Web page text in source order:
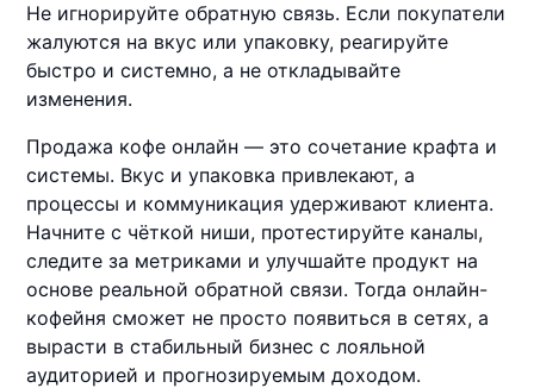
Не игнорируйте обратную связь. Если покупатели
жалуются на вкус или упаковку, реагируйте
быстро и системно, а не откладывайте
изменения.
Продажа кофе онлайн — это сочетание крафта и
системы. Вкус и упаковка привлекают, а
процессы и коммуникация удерживают клиента.
Начните с чёткой ниши, протестируйте каналы,
следите за метриками и улучшайте продукт на
основе реальной обратной связи. Тогда онлайн-
кофейня сможет не просто появиться в сетях, а
вырасти в стабильный бизнес с лояльной
аудиторией и прогнозируемым доходом.